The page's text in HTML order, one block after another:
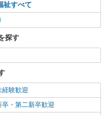
祉すべて
探す
経験歓迎
卒・第二新卒歓迎